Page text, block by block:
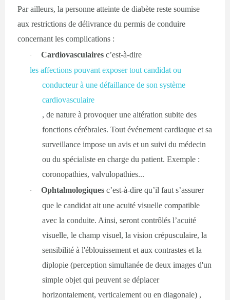
Par ailleurs, la personne atteinte de diabète reste soumise
aux restrictions de délivrance du permis de conduire
concernant les complications :
· Cardiovasculaires c’est-à-dire
les affections pouvant exposer tout candidat ou
conducteur à une défaillance de son système
cardiovasculaire
, de nature à provoquer une altération subite des
fonctions cérébrales. Tout événement cardiaque et sa
surveillance impose un avis et un suivi du médecin
ou du spécialiste en charge du patient. Exemple :
coronopathies, valvulopathies...
· Ophtalmologiques c’est-à-dire qu’il faut s’assurer
que le candidat ait une acuité visuelle compatible
avec la conduite. Ainsi, seront contrôlés l’acuité
visuelle, le champ visuel, la vision crépusculaire, la
sensibilité à l'éblouissement et aux contrastes et la
diplopie (perception simultanée de deux images d'un
simple objet qui peuvent se déplacer
horizontalement, verticalement ou en diagonale) ,